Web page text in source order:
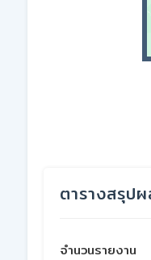
ตารางสรุป
จำนวนรายงาน